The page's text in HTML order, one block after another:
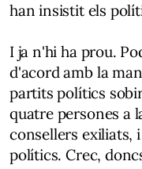
han insistit els
I ja n'hi ha prou.
d'acord amb la
partits polítics
quatre persones a
consellers exiliats,
polítics. Crec,